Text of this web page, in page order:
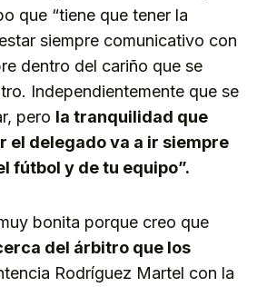
que “tiene que tener la
siempre comunicativo con
dentro del cariño que se
Independientemente que se
pero la tranquilidad que
el delegado va a ir siempre
fútbol y de tu equipo”.
bonita porque creo que
del árbitro que los
Rodríguez Martel con la